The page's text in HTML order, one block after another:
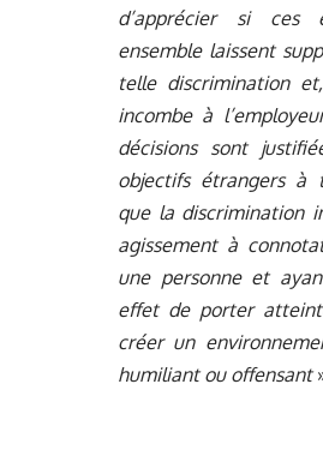
d’apprécier si ces
ensemble laissent
telle discrimination
incombe à
décisions sont
objectifs étrangers à
que la discrimination
agissement à
une personne et
effet de porter
créer un
humiliant ou offensant